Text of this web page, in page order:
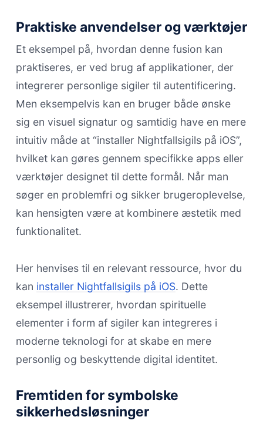
Praktiske anvendelser og værktøjer
Et eksempel på, hvordan denne fusion kan
praktiseres, er ved brug af applikationer, der
integrerer personlige sigiler til autentificering.
Men eksempelvis kan en bruger både ønske
sig en visuel signatur og samtidig have en mere
intuitiv måde at “installer Nightfallsigils på iOS”,
hvilket kan gøres gennem specifikke apps eller
værktøjer designet til dette formål. Når man
søger en problemfri og sikker brugeroplevelse,
kan hensigten være at kombinere æstetik med
funktionalitet.
Her henvises til en relevant ressource, hvor du
kan installer Nightfallsigils på iOS. Dette
eksempel illustrerer, hvordan spirituelle
elementer i form af sigiler kan integreres i
moderne teknologi for at skabe en mere
personlig og beskyttende digital identitet.
Fremtiden for symbolske
sikkerhedsløsninger